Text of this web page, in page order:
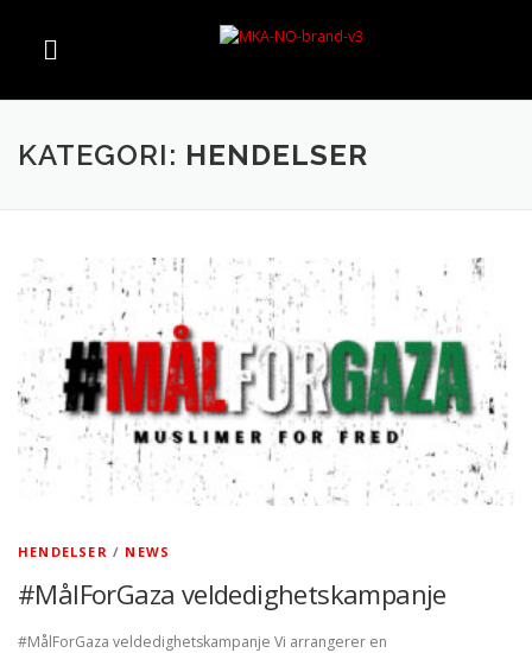
KATEGORI: HENDELSER
HENDELSER / NEWS
#MålForGaza veldedighetskampanje
#MålForGaza veldedighetskampanje Vi arrangerer en